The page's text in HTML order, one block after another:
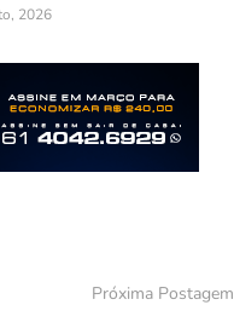
2026
Próxima Postagem